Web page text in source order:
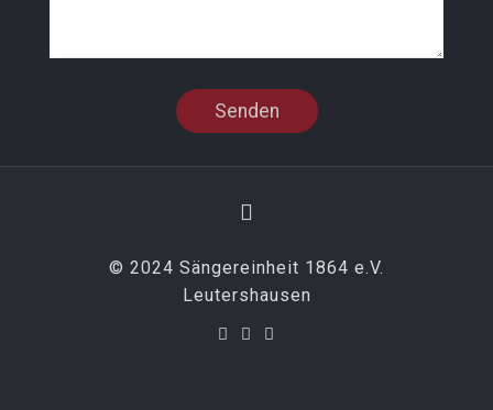
© 2024 Sängereinheit 1864 e.V.
Leutershausen